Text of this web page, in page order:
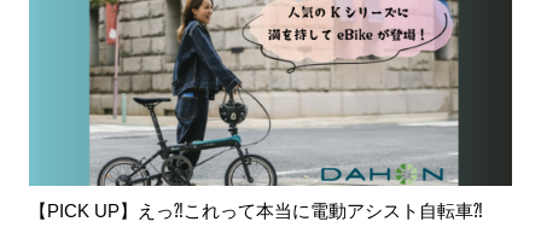
【PICK UP】えっ⁈これって本当に電動アシスト自転車⁈